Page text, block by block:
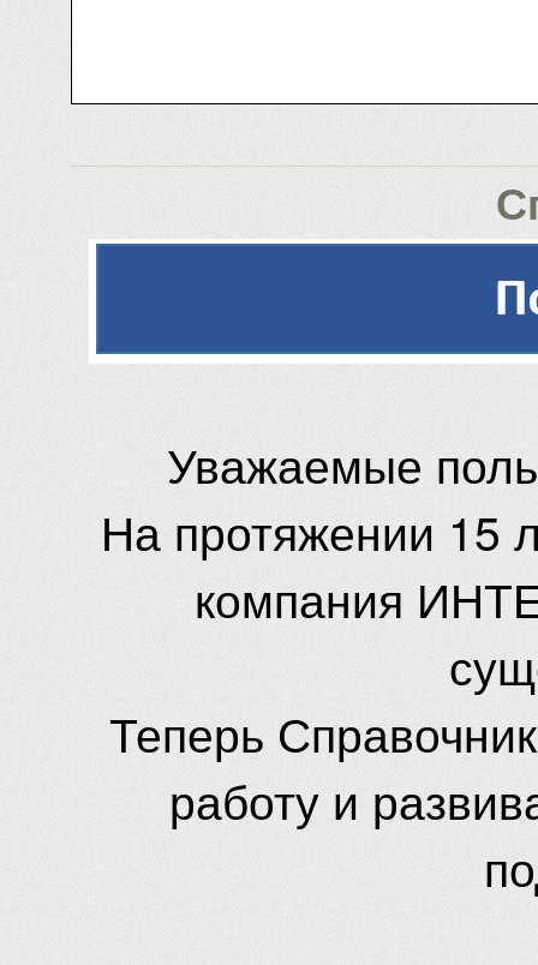
Уважаемые
На протяжении 15
компания
Теперь
работу и